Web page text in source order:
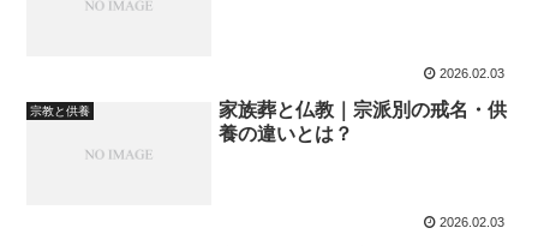
2026.02.03
宗教と供養
家族葬と仏教｜宗派別の戒名・供
養の違いとは？
2026.02.03